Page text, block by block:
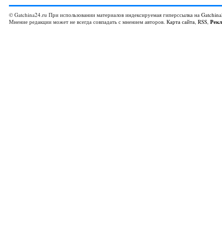
© Gatchina24.ru При использовании материалов индексируемая гиперссылка на
Мнение редакции может не всегда совпадать с мнением авторов. Карта сайта, RSS,